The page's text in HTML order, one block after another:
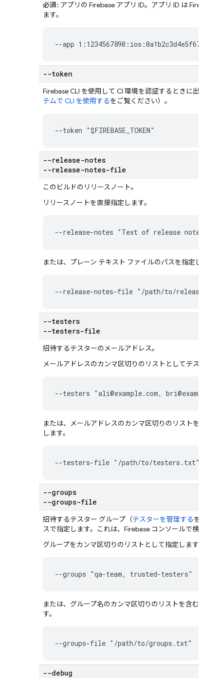
必須: アプリの Firebase アプリ ID。アプリ ID はFirebase
ます。
--app 1:1234567890:ios:0a1b2c3d4e5f67890
--token
FirebaseCLI を使用して CI 環境を認証するときに出力
テムで CLI を使用するをご覧ください）。
--token "$FIREBASE_TOKEN"
--release-notes
--release-notes-file
このビルドのリリースノート。
リリースノートを直接指定します。
--release-notes "Text of release notes"
または、プレーン テキスト ファイルのパスを指定します
--release-notes-file "/path/to/release-
--testers
--testers-file
招待するテスターのメールアドレス。
メールアドレスのカンマ区切りのリストとしてテスター
--testers "ali@example.com,
または、メールアドレスのカンマ区切りのリストを含む
します。
--testers-file "/path/to/testers.txt"
--groups
--groups-file
招待するテスター グループ（テスターを管理するをご覧
スで指定します。これは、 Firebase コンソールで検索で
グループをカンマ区切りのリストとして指定します。
--groups "qa-team, trusted-testers"
または、グループ名のカンマ区切りのリストを含む書式
す。
--groups-file "/path/to/groups.txt"
--debug